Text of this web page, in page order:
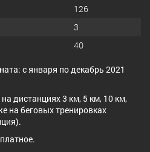
126
3
40
с января по декабрь 2021
дистанциях 3 км, 5 км, 10 км,
на беговых тренировках